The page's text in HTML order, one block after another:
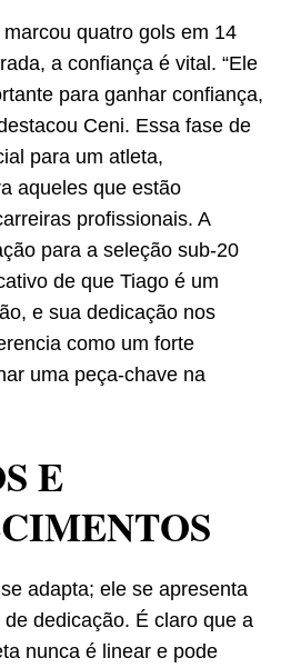
quatro gols em 14
a confiança é vital. “Ele
para ganhar confiança,
Ceni. Essa fase de
para um atleta,
aqueles que estão
profissionais. A
para a seleção sub-20
de que Tiago é um
e sua dedicação nos
como um forte
uma peça-chave na
E
adapta; ele se apresenta
dedicação. É claro que a
nunca é linear e pode